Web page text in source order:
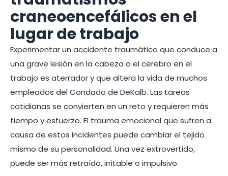
craneoencefálicos en el
lugar de trabajo
Experimentar un accidente traumático que conduce a
una grave lesión en la cabeza o el cerebro en el
trabajo es aterrador y que altera la vida de muchos
empleados del Condado de DeKalb. Las tareas
cotidianas se convierten en un reto y requieren más
tiempo y esfuerzo. El trauma emocional que sufren a
causa de estos incidentes puede cambiar el tejido
mismo de su personalidad. Una vez extrovertido,
puede ser más retraído, irritable o impulsivo.